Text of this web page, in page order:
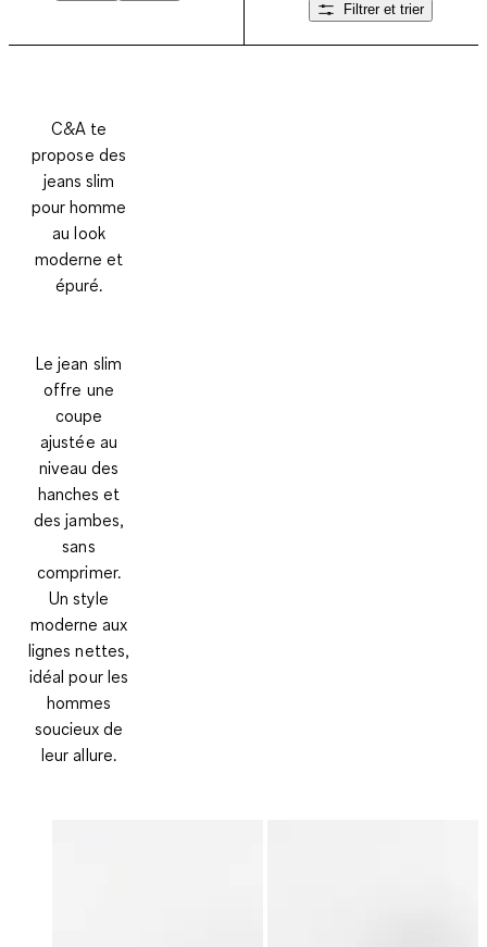
Filtrer et trier
C&A te
propose des
jeans slim
pour homme
au look
moderne et
épuré.
Le jean slim
offre une
coupe
ajustée au
niveau des
hanches et
des jambes,
sans
comprimer.
Un style
moderne aux
lignes nettes,
idéal pour les
hommes
soucieux de
leur allure.